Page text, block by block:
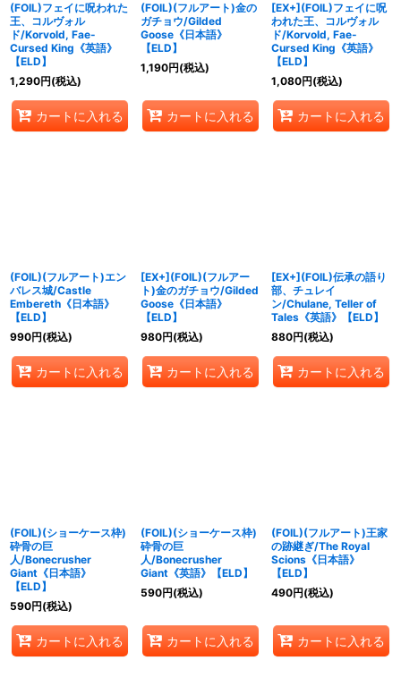
(FOIL)フェイに呪われた
王、コルヴォル
ド/Korvold, Fae-
Cursed King《英語》
【ELD】
1,290円(税込)
カートに入れる
(FOIL)(フルアート)金の
ガチョウ/Gilded
Goose《日本語》
【ELD】
1,190円(税込)
カートに入れる
[EX+](FOIL)フェイに呪
われた王、コルヴォル
ド/Korvold, Fae-
Cursed King《英語》
【ELD】
1,080円(税込)
カートに入れる
(FOIL)(フルアート)エン
バレス城/Castle
Embereth《日本語》
【ELD】
990円(税込)
カートに入れる
[EX+](FOIL)(フルアー
ト)金のガチョウ/Gilded
Goose《日本語》
【ELD】
980円(税込)
カートに入れる
[EX+](FOIL)伝承の語り
部、チュレイ
ン/Chulane, Teller of
Tales《英語》【ELD】
880円(税込)
カートに入れる
(FOIL)(ショーケース枠)
砕骨の巨
人/Bonecrusher
Giant《日本語》
【ELD】
590円(税込)
カートに入れる
(FOIL)(ショーケース枠)
砕骨の巨
人/Bonecrusher
Giant《英語》【ELD】
590円(税込)
カートに入れる
(FOIL)(フルアート)王家
の跡継ぎ/The Royal
Scions《日本語》
【ELD】
490円(税込)
カートに入れる